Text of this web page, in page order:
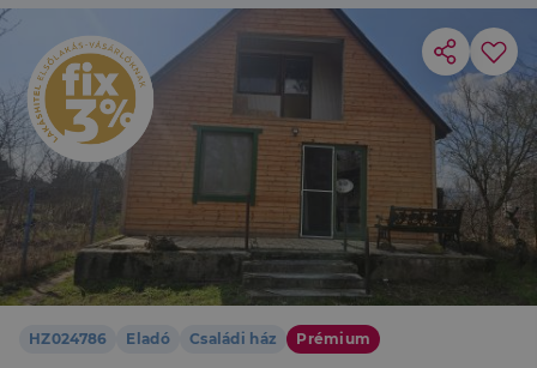
HZ024786 Eladó Családi ház Prémium